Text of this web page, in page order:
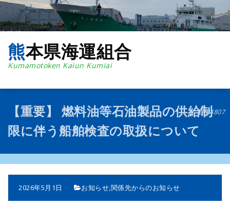
コ
ン
テ
ッ
熊本県海運組合
Kumamotoken Kaiun Kumiai
394807
【重要】 燃料油等石油製品の供給制
限に伴う船舶検査の取扱について
2026年5月1日 お知らせ,関係先からのお知らせ